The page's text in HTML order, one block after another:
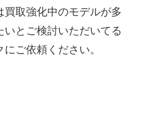
買取強化中のモデルが多
とご検討いただいてる
ご依頼ください。